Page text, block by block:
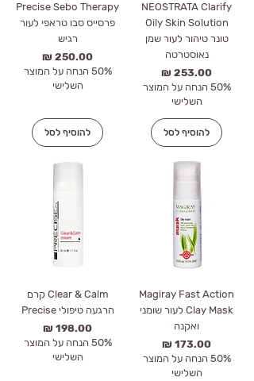
NEOSTRATA Clarify
Oily Skin Solution
טונר טיהור לעור שמן
נאוסטרטה
מחיר
50% הנחה על המוצר
השלישי
להוסיף לסל
Precise Sebo Therapy
פרסייס סבו טראפי לעור
רגיש
מחיר
50% הנחה על המוצר
השלישי
להוסיף לסל
Magiray Fast Action
Clay Mask לעור שומני
ואקנה
מחיר
50% הנחה על המוצר
השלישי
Clear & Calm קרם
הרגעה טיפולי Precise
מחיר
50% הנחה על המוצר
השלישי